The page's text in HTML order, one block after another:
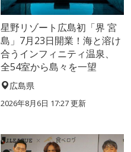
星野リゾート広島初「界 宮
島」7月23日開業！海と溶け
合うインフィニティ温泉、
全54室から島々を一望
広島県
2026年8月6日 17:27更新